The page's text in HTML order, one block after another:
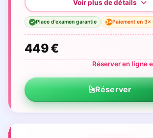
✓ Place d'examen garantie 3×Paiement en 3×
449 €
Réserver en ligne
Réserver